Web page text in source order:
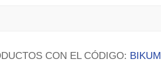
CON EL CÓDIGO: BIKUM